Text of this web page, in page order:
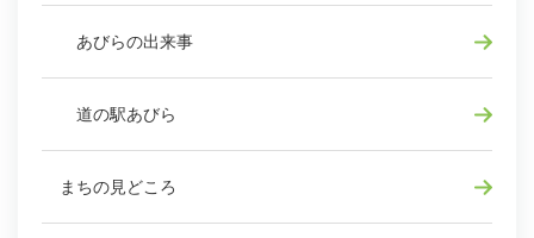
あびらの出来事
道の駅あびら
まちの見どころ